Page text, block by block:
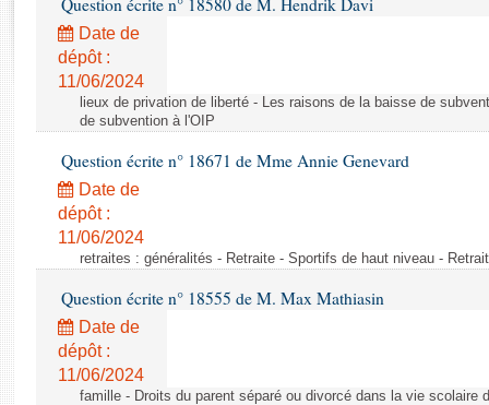
Rapports d'enquête
Rapports législatifs
Rapports sur l'application des lois
Baromètre de l’application des lois
Budget et sécurité sociale
Questions écrites et orales
Comptes rendus des débats
Question écrite n° 18580 de M. Hendrik Davi
Date de
dépôt :
11/06/2024
lieux de privation de liberté - Les raisons de la baisse de
de subvention à l'OIP
Question écrite n° 18671 de Mme Annie Genevard
Date de
dépôt :
11/06/2024
retraites : généralités - Retraite - Sportifs de haut niveau -
Question écrite n° 18555 de M. Max Mathiasin
Date de
dépôt :
11/06/2024
famille - Droits du parent séparé ou divorcé dans la vie scolaire